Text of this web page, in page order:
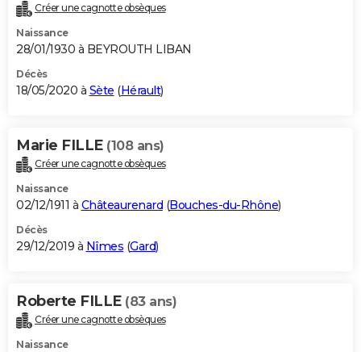
Créer une cagnotte obsèques
Naissance
28/01/1930 à BEYROUTH LIBAN
Décès
18/05/2020 à Sète (Hérault)
Marie FILLE (108 ans)
Créer une cagnotte obsèques
Naissance
02/12/1911 à Châteaurenard (Bouches-du-Rhône)
Décès
29/12/2019 à Nîmes (Gard)
Roberte FILLE (83 ans)
Créer une cagnotte obsèques
Naissance